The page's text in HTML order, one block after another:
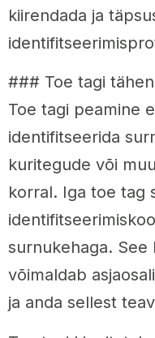
kiirendada ja
### Toe tagi
Toe tagi peamine
identifitseerida
kuritegude või
korral. Iga toe tag
surnukehaga. See
võimaldab
ja anda sellest